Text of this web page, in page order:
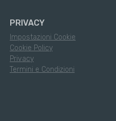
PRIVACY
Impostazioni Cookie
Cookie Policy
Privacy
Termini e Condizioni